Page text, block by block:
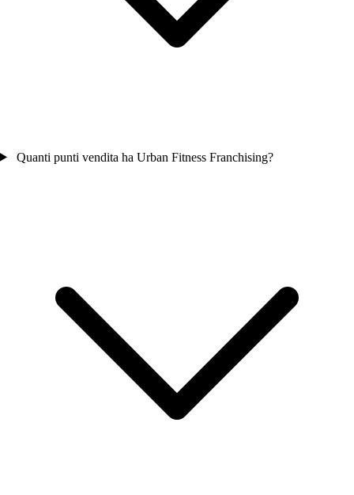
Quanti punti vendita ha Urban Fitness Franchising?